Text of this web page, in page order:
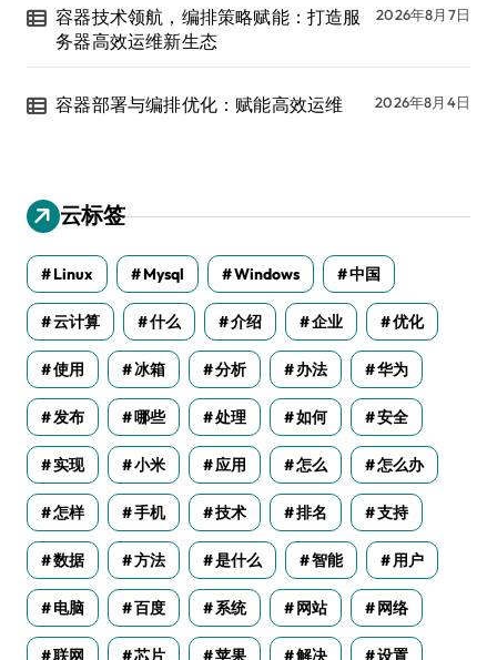
容器技术领航，编排策略赋能：打造服
务器高效运维新生态
2026年8月7日
容器部署与编排优化：赋能高效运维 2026年8月4日
云标签
Linux Mysql Windows 中国
云计算 什么 介绍 企业 优化
使用 冰箱 分析 办法 华为
发布 哪些 处理 如何 安全
实现 小米 应用 怎么 怎么办
怎样 手机 技术 排名 支持
数据 方法 是什么 智能 用户
电脑 百度 系统 网站 网络
联网 芯片 苹果 解决 设置